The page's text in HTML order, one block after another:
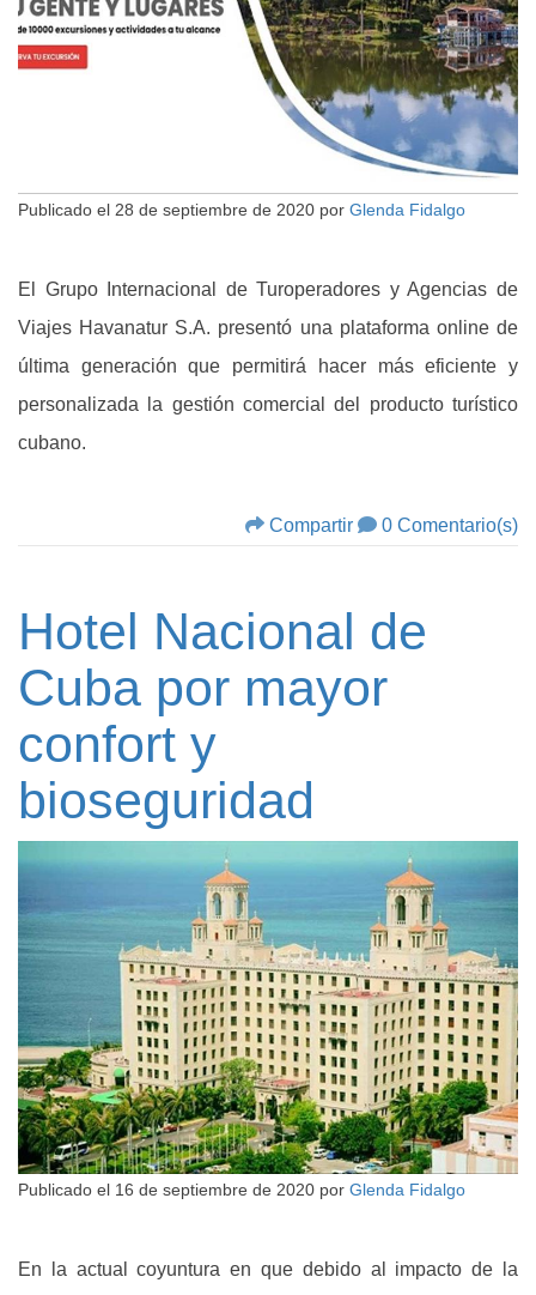
Publicado el 28 de septiembre de 2020 por Glenda Fidalgo
El Grupo Internacional de Turoperadores y Agencias de
Viajes Havanatur S.A. presentó una plataforma online de
última generación que permitirá hacer más eficiente y
personalizada la gestión comercial del producto turístico
cubano.
Compartir 0 Comentario(s)
Hotel Nacional de
Cuba por mayor
confort y
bioseguridad
Publicado el 16 de septiembre de 2020 por Glenda Fidalgo
En la actual coyuntura en que debido al impacto de la